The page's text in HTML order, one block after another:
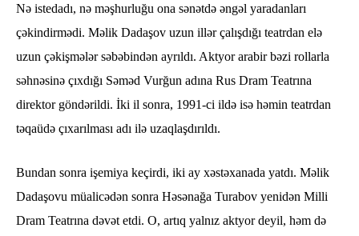
Nə istedadı, nə məşhurluğu ona sənətdə əngəl yaradanları
çəkindirmədi. Məlik Dadaşov uzun illər çalışdığı teatrdan elə
uzun çəkişmələr səbəbindən ayrıldı. Aktyor arabir bəzi rollarla
səhnəsinə çıxdığı Səməd Vurğun adına Rus Dram Teatrına
direktor göndərildi. İki il sonra, 1991-ci ildə isə həmin teatrdan
təqaüdə çıxarılması adı ilə uzaqlaşdırıldı.
Bundan sonra işemiya keçirdi, iki ay xəstəxanada yatdı. Məlik
Dadaşovu müalicədən sonra Həsənağa Turabov yenidən Milli
Dram Teatrına dəvət etdi. O, artıq yalnız aktyor deyil, həm də